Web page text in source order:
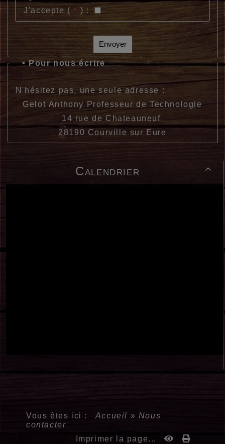

Calendrier
J'accepte ( * ) :
Envoyer
•Pour nous écrire
N'hésitez pas, une seule adresse :
Gelot Anthony Professeur de Technologie
14 rue de Chateauneuf
28190 Courville sur Eure
Vous êtes ici : Accueil » Nous
contacter
Imprimer la page...